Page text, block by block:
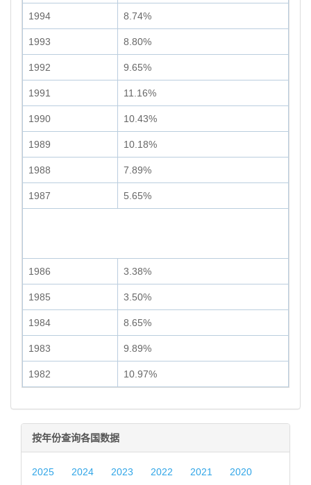
1994 8.74%
1993 8.80%
1992 9.65%
1991 11.16%
1990 10.43%
1989 10.18%
1988 7.89%
1987 5.65%
1986 3.38%
1985 3.50%
1984 8.65%
1983 9.89%
1982 10.97%
按年份查询各国数据
2025 2024 2023 2022 2021
2020